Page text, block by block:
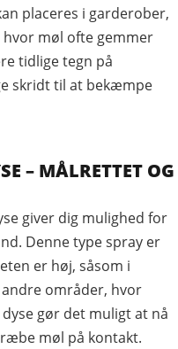
placeres i garderober,
møl ofte gemmer
tidlige tegn på
skridt til at bekæmpe
– MÅLRETTET OG
giver dig mulighed for
Denne type spray er
er høj, såsom i
områder, hvor
gør det muligt at nå
møl på kontakt.